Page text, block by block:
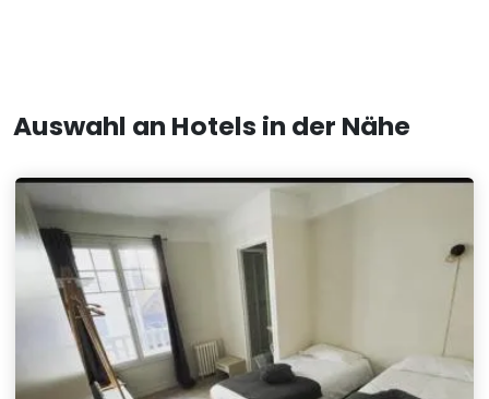
Auswahl an Hotels in der Nähe